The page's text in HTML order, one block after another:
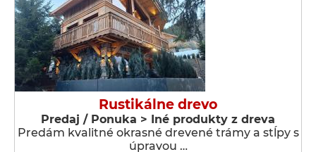
Rustikálne drevo
Predaj / Ponuka > Iné produkty z dreva
Predám kvalitné okrasné drevené trámy a stĺpy s
úpravou …